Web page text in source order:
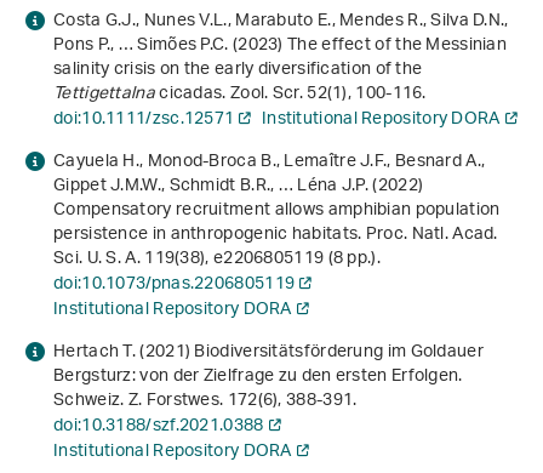
Costa G.J., Nunes V.L., Marabuto E., Mendes R., Silva D.N.,
Pons P., … Simões P.C. (2023) The effect of the Messinian
salinity crisis on the early diversification of the
Tettigettalnacicadas. Zool. Scr.52(1), 100-116.
doi:10.1111/zsc.12571
Institutional Repository DORA
Cayuela H., Monod-Broca B., Lemaître J.F., Besnard A.,
Gippet J.M.W., Schmidt B.R., … Léna J.P. (2022)
Compensatory recruitment allows amphibian population
persistence in anthropogenic habitats. Proc. Natl. Acad.
Sci. U. S. A.119(38), e2206805119 (8 pp.).
doi:10.1073/pnas.2206805119
Institutional Repository DORA
Hertach T. (2021) Biodiversitätsförderung im Goldauer
Bergsturz: von der Zielfrage zu den ersten Erfolgen.
Schweiz. Z. Forstwes.172(6), 388-391.
doi:10.3188/szf.2021.0388
Institutional Repository DORA